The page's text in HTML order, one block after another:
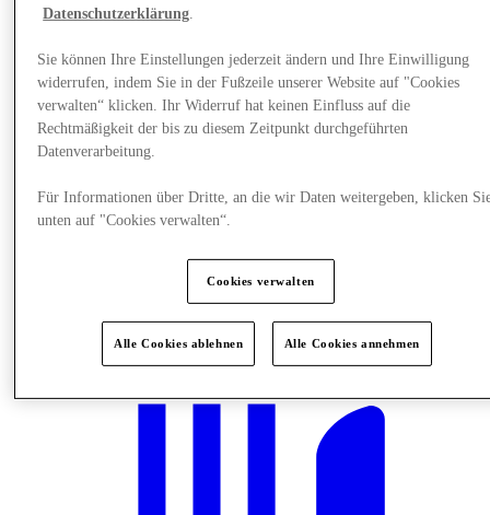
Plane Deinen Besuch
Datenschutzerklärung
Sie können Ihre Einstellungen jederzeit ändern und Ihre Einwilligung
widerrufen, indem Sie in der Fußzeile unserer Website auf "Cookies
verwalten“ klicken. Ihr Widerruf hat keinen Einfluss auf die
Rechtmäßigkeit der bis zu diesem Zeitpunkt durchgeführten
Datenverarbeitung.
Für Informationen über Dritte, an die wir Daten weitergeben, klicken
unten auf "Cookies verwalten“.
Cookies verwalten
Alle Cookies ablehnen Alle Cookies annehmen